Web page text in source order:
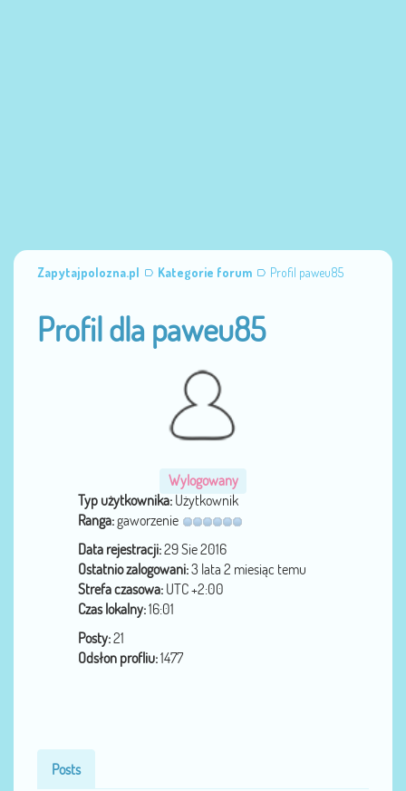
Zapytajpolozna.pl Kategorie forum Profil paweu85
Profil dla paweu85
Wylogowany
Typ użytkownika: Użytkownik
Ranga:gaworzenie
Data rejestracji:29 Sie 2016
Ostatnio zalogowani:3 lata 2 miesiąc temu
Strefa czasowa: UTC +2:00
Czas lokalny:16:01
Posty:21
Odsłon profliu:1477
Posts